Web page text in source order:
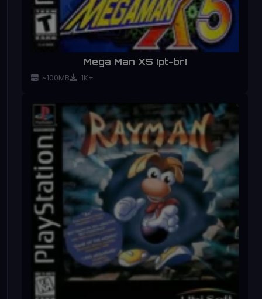
Mega Man X5 [pt-br]
~100MB 1K+